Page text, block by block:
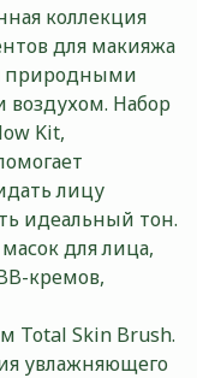
коллекция
для макияжа
природными
воздухом. Набор
Kit,
лицу
идеальный тон.
для лица,
кремов,
Total Skin Brush.
увлажняющего